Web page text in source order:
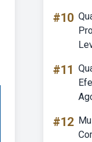
#10
#11
#12